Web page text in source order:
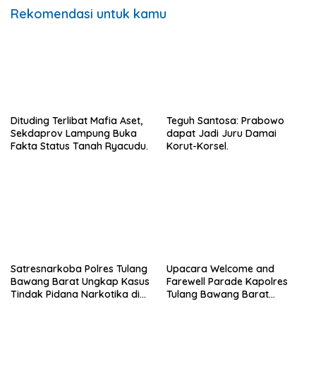
Rekomendasi untuk kamu
Dituding Terlibat Mafia Aset,
Sekdaprov Lampung Buka
Fakta Status Tanah Ryacudu.
Teguh Santosa: Prabowo
dapat Jadi Juru Damai
Korut-Korsel.
Satresnarkoba Polres Tulang
Bawang Barat Ungkap Kasus
Tindak Pidana Narkotika di
Upacara Welcome and
Farewell Parade Kapolres
Tulang Bawang Barat